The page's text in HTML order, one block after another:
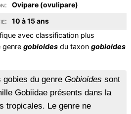
Ovipare (ovulipare)
10 à 15 ans
avec classification plus
genre gobioidesdu taxon gobioides
du genre Gobioides sont
Gobiidae présents dans la
tropicales. Le genre ne